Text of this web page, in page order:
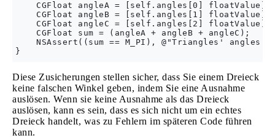
    CGFloat angleA = [self.angles[0] floatValue];
    CGFloat angleB = [self.angles[1] floatValue];
    CGFloat angleC = [self.angles[2] floatValue];
    CGFloat sum = (angleA + angleB + angleC);
NSAssert((sum == M_PI), @"Triangles' angles
Diese Zusicherungen stellen sicher, dass Sie einem Dreieck
keine falschen Winkel geben, indem Sie eine Ausnahme
auslösen. Wenn sie keine Ausnahme als das Dreieck
auslösen, kann es sein, dass es sich nicht um ein echtes
Dreieck handelt, was zu Fehlern im späteren Code führen
kann.